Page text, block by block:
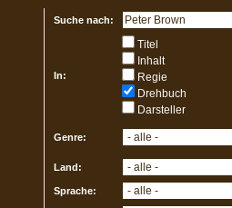
Suche nach:
In:
Titel
Inhalt
Regie
Drehbuch
Darsteller
Genre:
Land:
Sprache: